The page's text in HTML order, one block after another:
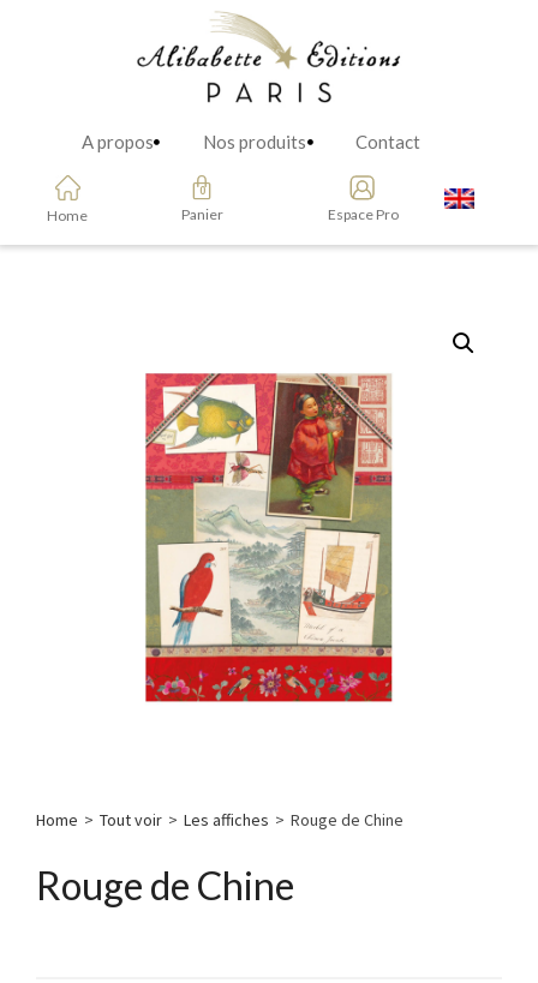
A propos Nos produits Contact
Home Panier Espace Pro
Home > Tout voir > Les affiches > Rouge de Chine
Rouge de Chine